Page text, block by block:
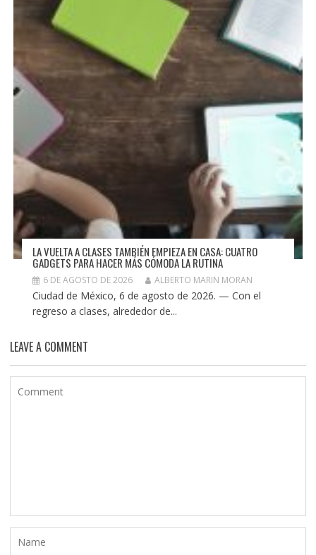
LA VUELTA A CLASES TAMBIÉN EMPIEZA EN CASA: CUATRO
GADGETS PARA HACER MÁS CÓMODA LA RUTINA
6 DE AGOSTO DE 2026 ALBERTO MARIN MORAN
Ciudad de México, 6 de agosto de 2026. — Con el
regreso a clases, alrededor de...
LEAVE A COMMENT